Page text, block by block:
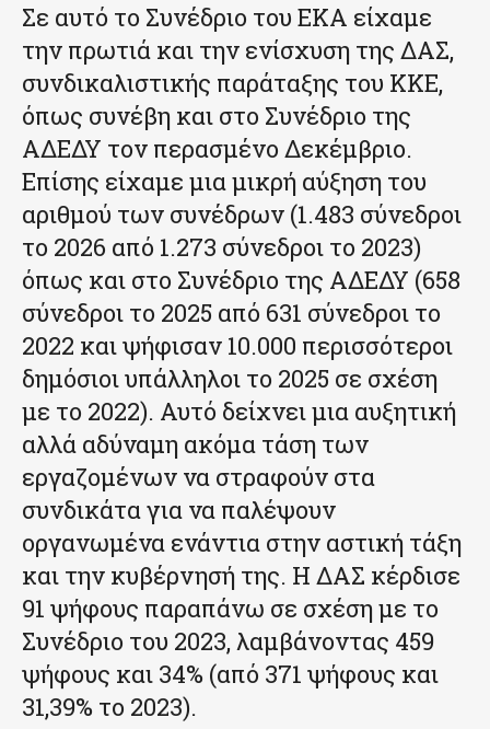
Σε αυτό το Συνέδριο του ΕΚΑ είχαμε
την πρωτιά και την ενίσχυση της ΔΑΣ,
συνδικαλιστικής παράταξης του ΚΚΕ,
όπως συνέβη και στο Συνέδριο της
ΑΔΕΔΥ τον περασμένο Δεκέμβριο.
Επίσης είχαμε μια μικρή αύξηση του
αριθμού των συνέδρων (1.483 σύνεδροι
το 2026 από 1.273 σύνεδροι το 2023)
όπως και στο Συνέδριο της ΑΔΕΔΥ (658
σύνεδροι το 2025 από 631 σύνεδροι το
2022 και ψήφισαν 10.000 περισσότεροι
δημόσιοι υπάλληλοι το 2025 σε σχέση
με το 2022). Αυτό δείχνει μια αυξητική
αλλά αδύναμη ακόμα τάση των
εργαζομένων να στραφούν στα
συνδικάτα για να παλέψουν
οργανωμένα ενάντια στην αστική τάξη
και την κυβέρνησή της. Η ΔΑΣ κέρδισε
91 ψήφους παραπάνω σε σχέση με το
Συνέδριο του 2023, λαμβάνοντας 459
ψήφους και 34% (από 371 ψήφους και
31,39% το 2023).